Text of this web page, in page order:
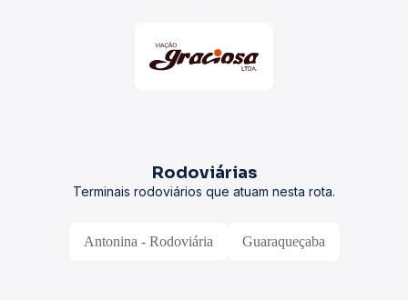
Rodoviárias
Terminais rodoviários que atuam nesta rota.
Antonina - Rodoviária Guaraqueçaba